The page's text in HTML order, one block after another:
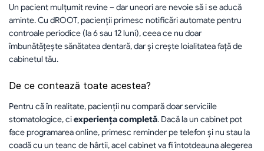
Un pacient mulțumit revine – dar uneori are nevoie să i se aducă
aminte. Cu dROOT, pacienții primesc notificări automate pentru
controale periodice (la 6 sau 12 luni), ceea ce nu doar
îmbunătățește sănătatea dentară, dar și crește loialitatea față de
cabinetul tău.
De ce contează toate acestea?
Pentru că în realitate, pacienții nu compară doar serviciile
stomatologice, ci experiența completă. Dacă la un cabinet pot
face programarea online, primesc reminder pe telefon și nu stau la
coadă cu un teanc de hârtii, acel cabinet va fi întotdeauna alegerea